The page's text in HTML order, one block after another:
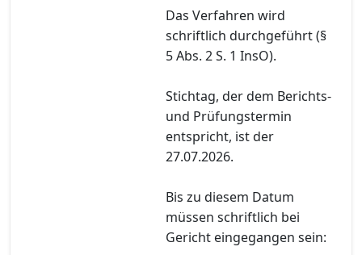
Das Verfahren wird
schriftlich durchgeführt (§
5 Abs. 2 S. 1 InsO).
Stichtag, der dem Berichts-
und Prüfungstermin
entspricht, ist der
27.07.2026.
Bis zu diesem Datum
müssen schriftlich bei
Gericht eingegangen sein: